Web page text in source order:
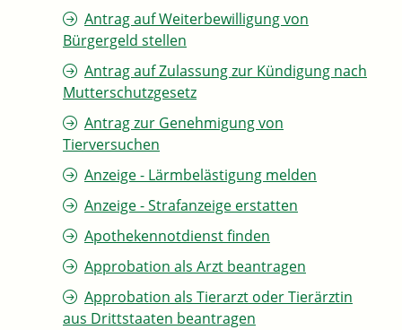
Antrag auf Weiterbewilligung von
Bürgergeld stellen
Antrag auf Zulassung zur Kündigung nach
Mutterschutzgesetz
Antrag zur Genehmigung von
Tierversuchen
Anzeige - Lärmbelästigung melden
Anzeige - Strafanzeige erstatten
Apothekennotdienst finden
Approbation als Arzt beantragen
Approbation als Tierarzt oder Tierärztin
aus Drittstaaten beantragen